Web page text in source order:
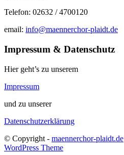
Telefon: 02632 / 4700120
email: info@maennerchor-plaidt.de
Impressum & Datenschutz
Hier geht’s zu unserem
Impressum
und zu unserer
Datenschutzerklärung
© Copyright - maennerchor-plaidt.de
WordPress Theme